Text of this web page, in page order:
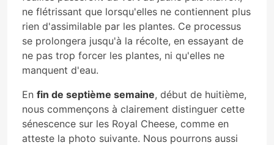
ne flétrissant que lorsqu'elles ne contiennent plus
rien d'assimilable par les plantes. Ce processus
se prolongera jusqu'à la récolte, en essayant de
ne pas trop forcer les plantes, ni qu'elles ne
manquent d'eau.
En fin de septième semaine, début de huitième,
nous commençons à clairement distinguer cette
sénescence sur les Royal Cheese, comme en
atteste la photo suivante. Nous pourrons aussi